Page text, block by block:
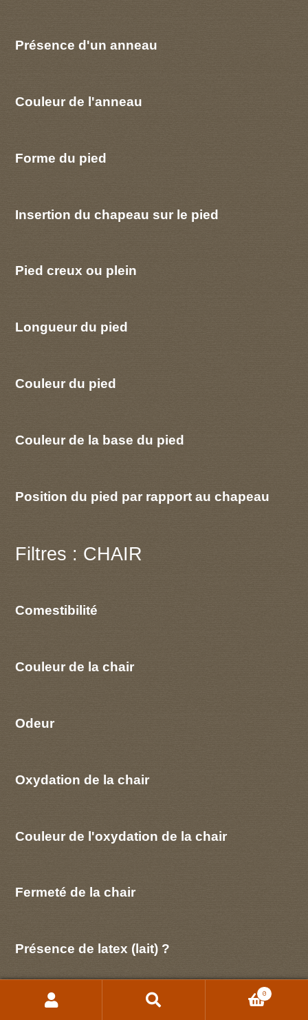
Présence d'un anneau
Couleur de l'anneau
Forme du pied
Insertion du chapeau sur le pied
Pied creux ou plein
Longueur du pied
Couleur du pied
Couleur de la base du pied
Position du pied par rapport au chapeau
Filtres : CHAIR
Comestibilité
Couleur de la chair
Odeur
Oxydation de la chair
Couleur de l'oxydation de la chair
Fermeté de la chair
Présence de latex (lait) ?
Couleur du latex
Recherche
0